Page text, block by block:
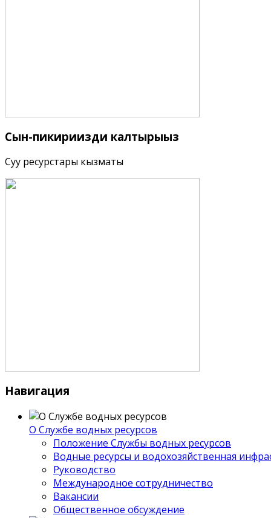
Сын-пикириңизди калтырыңыз
Суу ресурстары кызматы
Навигация
О Службе водных ресурсов
Положение Службы водных ресурсов
Водные ресурсы и водохозяйственная
Руководство
Международное сотрудничество
Вакансии
Общественное обсуждение